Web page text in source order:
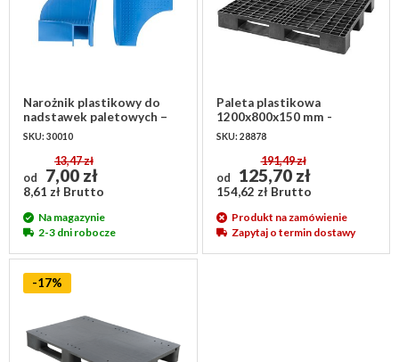
Narożnik plastikowy do
nadstawek paletowych –
stabilizujący, niebieski
SKU: 30010
od
13,47 zł
7,00 zł
8,61 zł Brutto
Na magazynie
2-3 dni robocze
Paleta plastikowa
1200x800x150 mm -
ażurowa, ciężka
SKU: 28878
od
191,49 zł
125,70 zł
154,62 zł Brutto
Produkt na zamówienie
Zapytaj o termin dostawy
-17%